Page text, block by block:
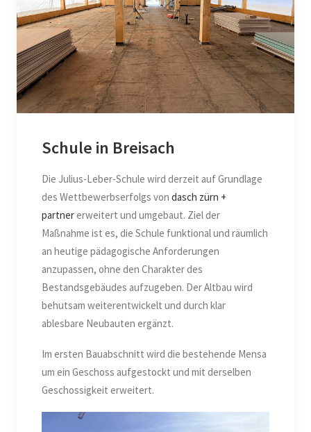
Schule in Breisach
Die Julius-Leber-Schule wird derzeit auf Grundlage
des Wettbewerbserfolgs von dasch zürn +
partnererweitert und umgebaut. Ziel der
Maßnahme ist es, die Schule funktional und räumlich
an heutige pädagogische Anforderungen
anzupassen, ohne den Charakter des
Bestandsgebäudes aufzugeben. Der Altbau wird
behutsam weiterentwickelt und durch klar
ablesbare Neubauten ergänzt.
Im ersten Bauabschnitt wird die bestehende Mensa
um ein Geschoss aufgestockt und mit derselben
Geschossigkeit erweitert.